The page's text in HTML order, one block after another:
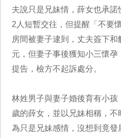
夫說只是兄妹情，薛女也承
2人短暫交往，但提醒「不要
房間被妻子逮到，丈夫簽下
元，但妻子事後獲知小三懷
提告，檢方不起訴處分。
林姓男子與妻子婚後育有小
歲的薛女，並以兄妹相稱，
為只是兄妹感情，沒想到竟